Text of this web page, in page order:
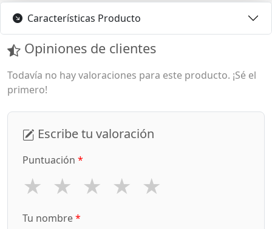
Características Producto
Opiniones de clientes
Todavía no hay valoraciones para este producto. ¡Sé el
primero!
Escribe tu valoración
Puntuación *
★ ★ ★ ★ ★
Tu nombre*